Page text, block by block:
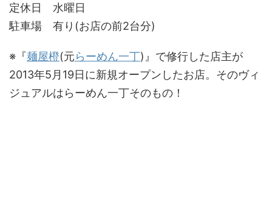
定休日 水曜日
駐車場 有り(お店の前2台分)
※『麺屋橙(元らーめん一丁)』で修行した店主が
2013年5月19日に新規オープンしたお店。そのヴィ
ジュアルはらーめん一丁そのもの！